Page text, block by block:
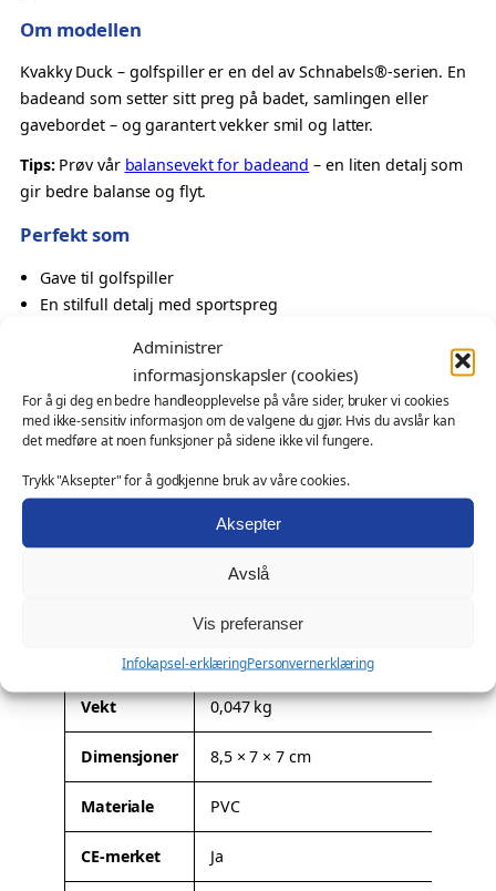
Administrer
informasjonskapsler (cookies)
For å gi deg en bedre handleopplevelse på våre sider, bruker vi cookies
med ikke-sensitiv informasjon om de valgene du gjør. Hvis du avslår kan
det medføre at noen funksjoner på sidene ikke vil fungere.
Trykk "Aksepter" for å godkjenne bruk av våre cookies.
Aksepter
Avslå
Vis preferanser
Infokapsel-erklæringPersonvernerklæring
G
o
l
f
p
i
l
e
r
a
k
y
u
a
Om modellen
Kvakky Duck – golfspiller er en del av Schnabels®-serien. En
badeand som setter sitt preg på badet, samlingen eller
gavebordet – og garantert vekker smil og latter.
Tips:Prøv vår balansevekt for badeand – en liten detalj som
gir bedre balanse og flyt.
Perfekt som
Gave til golfspiller
En stilfull detalj med sportspreg
Samlerobjekt med tema
Også velegnet som
profilprodukt for klubber, turneringer og arrangementer
messeartikkel og kampanjeprodukt
kundegave – med eller uten logo
Ønsker du profilering?
Denne modellen kan leveres med firmalogo eller
Tilleggsinformasjon
A
t
t
ri
b
u
t
e
d
i
Vekt 0,047 kg
Dimensjoner 8,5 × 7 × 7 cm
Materiale PVC
CE-merket Ja